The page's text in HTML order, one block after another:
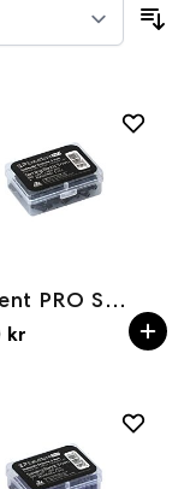
Excellent PRO Sanding bands 3mm 180 grit - 100 pcs
kr